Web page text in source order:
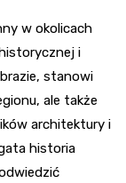
w okolicach
i
stanowi
ale także
architektury i
historia